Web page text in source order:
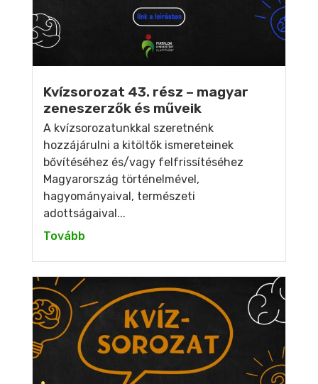
Kvízsorozat 43. rész – magyar
zeneszerzők és műveik
A kvízsorozatunkkal szeretnénk
hozzájárulni a kitöltők ismereteinek
bővítéséhez és/vagy felfrissítéséhez
Magyarország történelmével,
hagyományaival, természeti
adottságaival...
Tovább